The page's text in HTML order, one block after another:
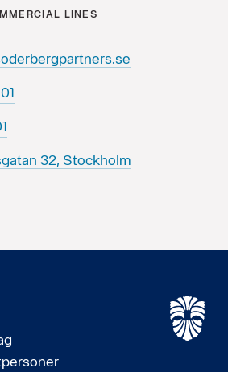
LINES
32, Stockholm